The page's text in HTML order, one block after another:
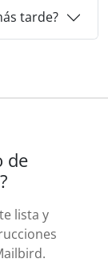
tarde?
de
lista y